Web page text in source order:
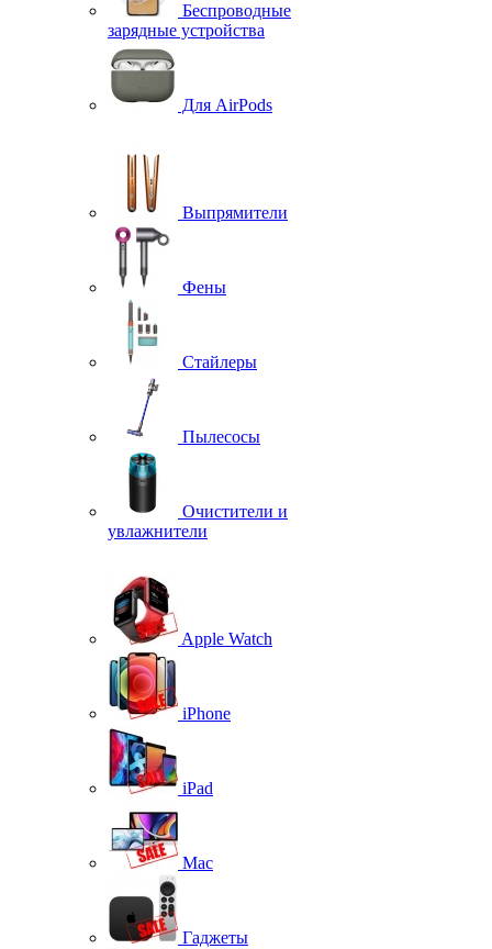
Беспроводные
зарядные устройства
Для AirPods
Выпрямители
Фены
Стайлеры
Пылесосы
Очистители и
увлажнители
Apple Watch
iPhone
iPad
Mac
Гаджеты